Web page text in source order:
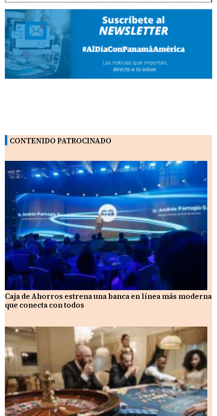
CONTENIDO PATROCINADO
Caja de Ahorros estrena una banca en línea más moderna
que conecta con todos